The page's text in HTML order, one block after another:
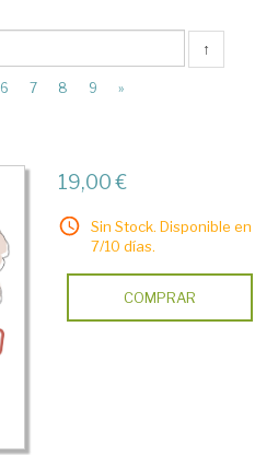
↑
6 7 8 9 »
19,00 €
Sin Stock. Disponible en
7/10 días.
COMPRAR